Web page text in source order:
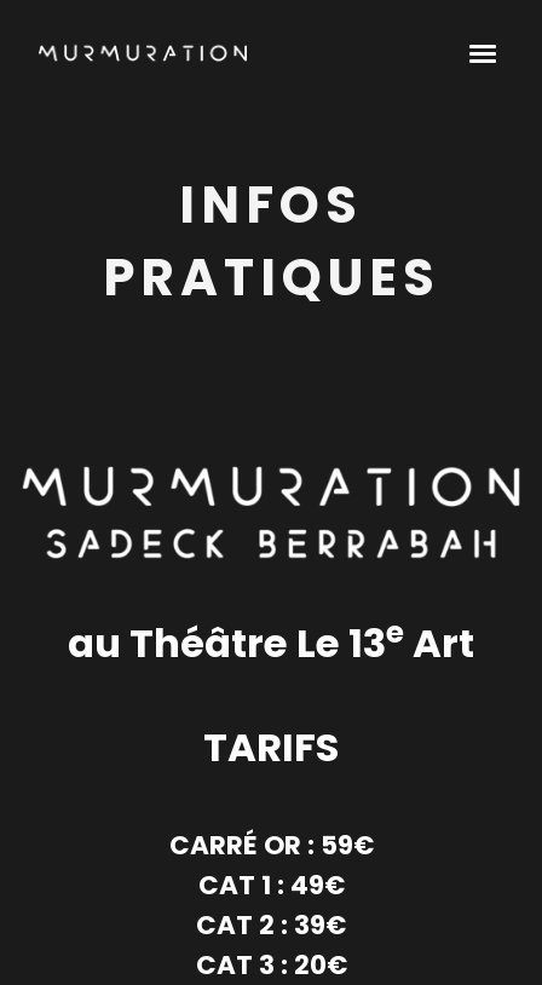
INFOS
PRATIQUES
au Théâtre Le 13e Art
TARIFS
CARRÉ OR : 59€
CAT 1 : 49€
CAT 2 : 39€
CAT 3 : 20€